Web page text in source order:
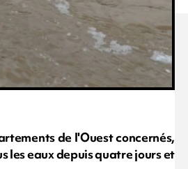
de l'Ouest concernés,
les eaux depuis quatre jours et